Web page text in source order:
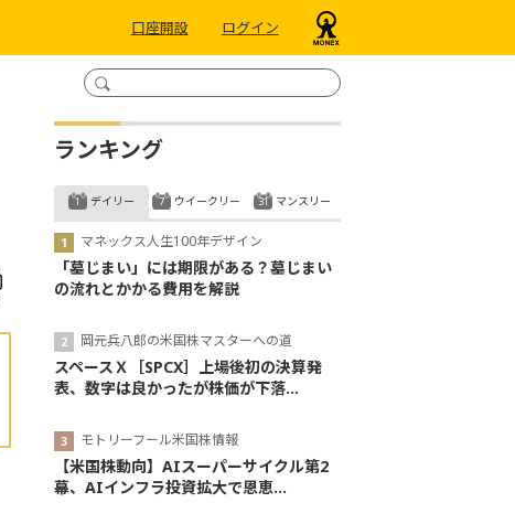
口座開設 ログイン
ランキング
デイリー
マネックス人生100年デザイン
「墓じまい」には期限がある？墓じまい
の流れとかかる費用を解説
岡元兵八郎の米国株マスターへの道
スペースＸ［SPCX］上場後初の決算発
表、数字は良かったが株価が下落...
モトリーフール米国株情報
【米国株動向】AIスーパーサイクル第2
幕、AIインフラ投資拡大で恩恵...
ウイークリー マンスリー